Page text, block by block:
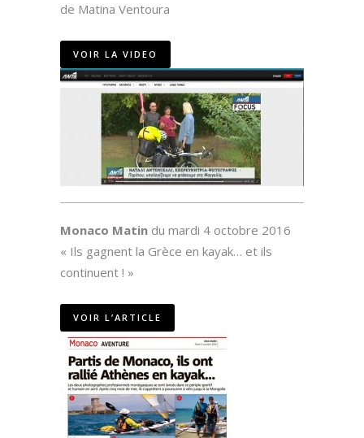
de Matina Ventoura
VOIR LA VIDEO
Monaco Matin du mardi 4 octobre 2016
« Ils gagnent la Grèce en kayak… et ils
continuent ! »
VOIR L’ARTICLE